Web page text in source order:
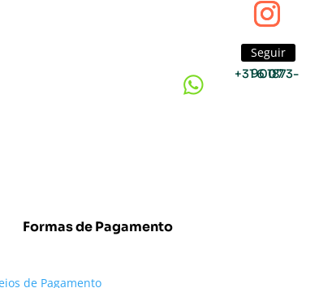
Seguir
 +31 6 1873-9007
Formas de Pagamento